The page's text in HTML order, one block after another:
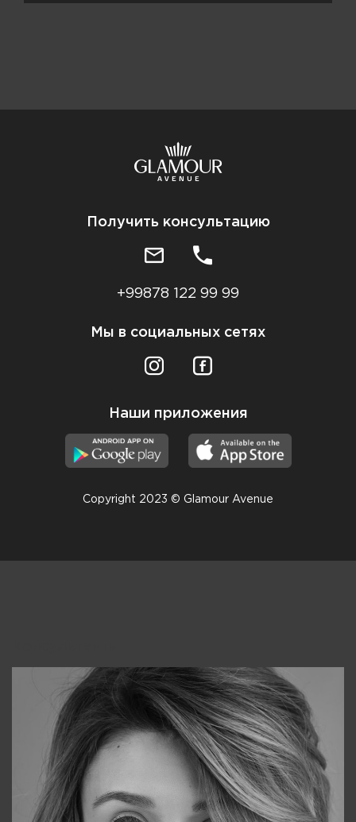
Получить консультацию
+99878 122 99 99
Мы в социальных сетях
Наши приложения
Copyright 2023 © Glamour Avenue